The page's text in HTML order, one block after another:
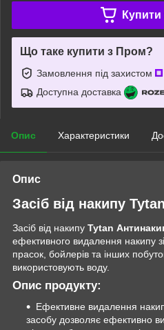
Купити
Що таке купити з Пром?
Замовлення під захистом
Доступна доставка
Опис Характеристики
Опис
Засіб від накипу
Засіб від накипу Tytan
ефективного видалення накипу
прасок, бойлерів та інших
використовують воду.
Опис продукту:
Ефективне видалення
засобу дозволяє ефективно